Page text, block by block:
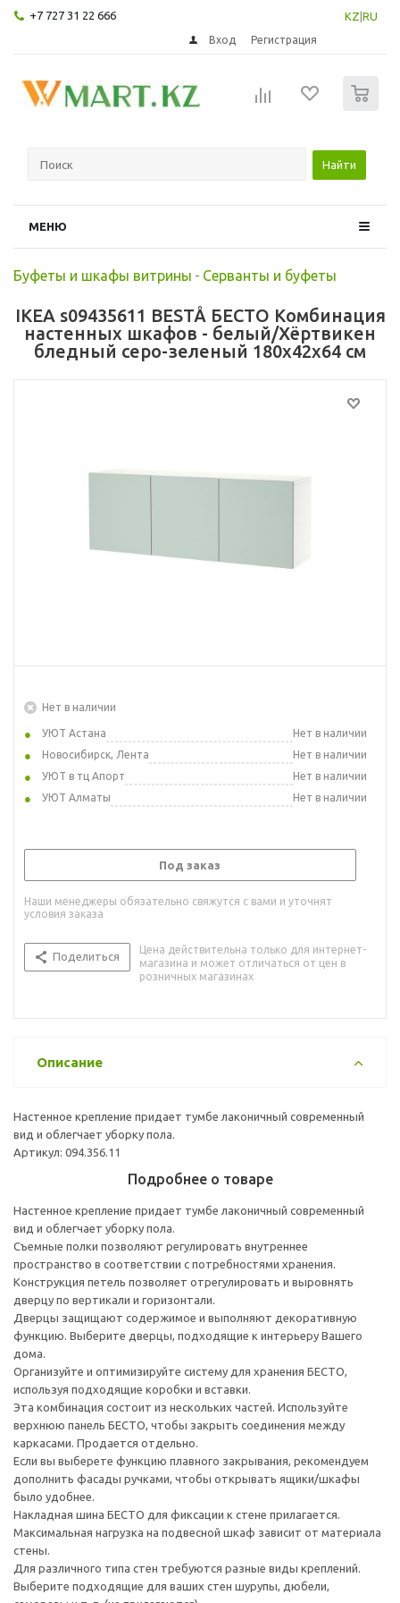
+7 727 31 22 666 KZ RU
Вход Регистрация
Найти
МЕНЮ
Буфеты и шкафы витрины - Серванты и буфеты
IKEA s09435611 BESTÅ БЕСТО Комбинация
настенных шкафов - белый/Хёртвикен
бледный серо-зеленый 180x42x64 см
Нет в наличии
УЮТ Астана
Нет в наличии
Новосибирск, Лента
Нет в наличии
УЮТ в тц Апорт
Нет в наличии
УЮТ Алматы
Нет в наличии
Под заказ
Наши менеджеры обязательно свяжутся с вами и уточнят
условия заказа
Поделиться
Цена действительна только для интернет-
магазина и может отличаться от цен в
розничных магазинах
Описание
Настенное крепление придает тумбе лаконичный современный
вид и облегчает уборку пола.
Артикул: 094.356.11
Подробнее о товаре
Настенное крепление придает тумбе лаконичный современный
вид и облегчает уборку пола.
Съемные полки позволяют регулировать внутреннее
пространство в соответствии с потребностями хранения.
Конструкция петель позволяет отрегулировать и выровнять
дверцу по вертикали и горизонтали.
Дверцы защищают содержимое и выполняют декоративную
функцию. Выберите дверцы, подходящие к интерьеру Вашего
дома.
Организуйте и оптимизируйте систему для хранения БЕСТО,
используя подходящие коробки и вставки.
Эта комбинация состоит из нескольких частей. Используйте
верхнюю панель БЕСТО, чтобы закрыть соединения между
каркасами. Продается отдельно.
Если вы выберете функцию плавного закрывания, рекомендуем
дополнить фасады ручками, чтобы открывать ящики/шкафы
было удобнее.
Накладная шина БЕСТО для фиксации к стене прилагается.
Максимальная нагрузка на подвесной шкаф зависит от материала
стены.
Для различного типа стен требуются разные виды креплений.
Выберите подходящие для ваших стен шурупы, дюбели,